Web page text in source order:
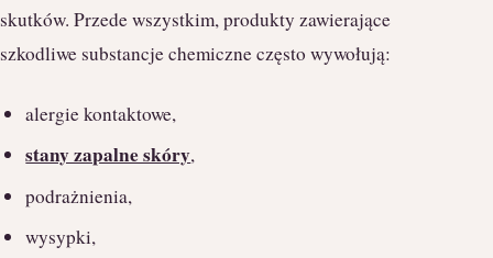
skutków. Przede wszystkim, produkty zawierające
szkodliwe substancje chemiczne często wywołują:
alergie kontaktowe,
stany zapalne skóry,
podrażnienia,
wysypki,